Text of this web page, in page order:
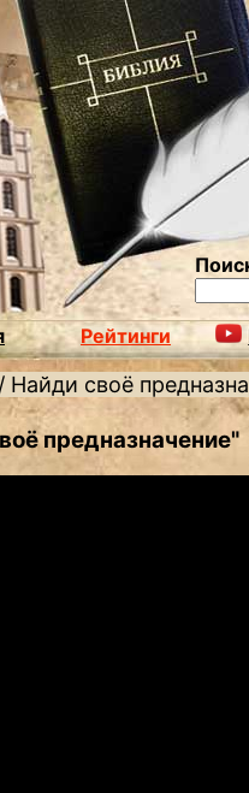
Рейтинги
/ Найди своё
предназначение"